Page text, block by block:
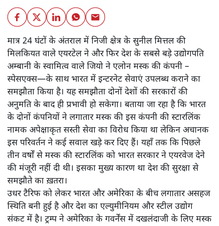
मात्र 24 घंटों के अंतराल में निजी क्षेत्र के सुनील मित्तल की
मिलकियत वाले एयरटेल ने और फिर देश के सबसे बड़े उद्योगपति
अम्बानी के स्वामित्व वाले जियो ने एलोन मस्क की कंपनी –
स्पेसएक्स—के साथ भारत में इन्टरनेट सेवाएं उपलब्ध कराने का
समझौता किया है। यह समझौता दोनों देशों की सरकारों की
अनुमति के बाद ही प्रभावी हो सकेगा। बताया जा रहा है कि भारत
के दोनों कंपनियों ने लगातार मस्क की इस कंपनी की स्टारलिंक
नामक अपेक्षाकृत सस्ती सेवा का विरोध किया था लेकिन अचानक
इस परिवर्तन ने कई सवाल खड़े कर दिए हैं। यहाँ तक कि पिछले
तीन वर्षों से मस्क की स्टारलिंक को भारत सरकार ने एयरवेज देने
की मंजूरी नहीं दी थी। इसका मुख्य कारण था देश की सुरक्षा से
समझौते का ख़तरा।
उधर टैरिफ को लेकर भारत और अमेरिका के बीच लगातार असहज
स्थिति बनी हुई है और देश का एल्युमीनियम और स्टील उद्योग
संकट में है। ट्रम्प ने अमेरिका के गवर्नेंस में दखलंदाजी के लिए मस्क